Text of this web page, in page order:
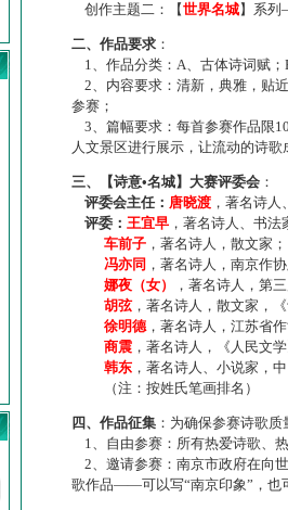
创作主题二：【世界名城】系
二、作品要求 ：
1、作品分类：A、古体诗词赋；
2、内容要求：清新，典雅，贴
参赛；
3、篇幅要求：每首参赛作品限
人文景区进行展示，让流动的诗
三、【诗意•名城】大赛评委会 ：
评委会主任： 唐晓渡 ，著名诗
评委： 王宜早 ，著名诗人、书
车前子 ，著名诗人，散文家；
冯亦同 ，著名诗人，南京作
娜夜（女）
，著名诗人，第
胡弦，著名诗人，散文家，
徐明德，著名诗人，江苏省
商震 ，著名诗人，《人民文
韩东 ，著名诗人、小说家，
（注：按姓氏笔画排名）
四、作品征集 ：为确保参赛诗歌
1、自由参赛：所有热爱诗歌、
2、邀请参赛：南京市政府在向
歌作品——可以写“南京印象”，也